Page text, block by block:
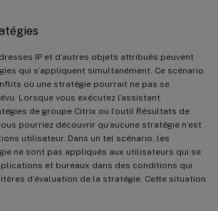
IP et d’autres objets attribués peuvent
qui s’appliquent simultanément. Ce scénario
où une stratégie pourrait ne pas se
Lorsque vous exécutez l’assistant
de groupe Citrix ou l’outil Résultats de
pourriez découvrir qu’aucune stratégie n’est
utilisateur. Dans un tel scénario, les
ne sont pas appliqués aux utilisateurs qui se
et bureaux dans des conditions qui
d’évaluation de la stratégie. Cette situation